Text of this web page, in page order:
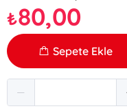
₺80,00
Sepete Ekle